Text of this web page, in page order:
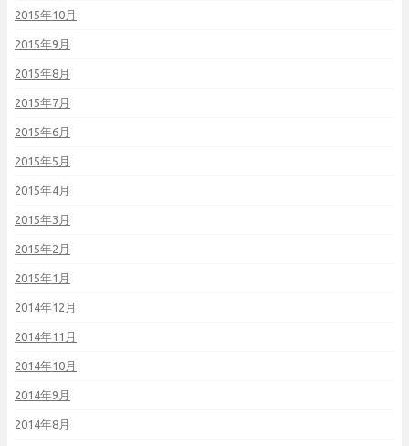
2015年10月
2015年9月
2015年8月
2015年7月
2015年6月
2015年5月
2015年4月
2015年3月
2015年2月
2015年1月
2014年12月
2014年11月
2014年10月
2014年9月
2014年8月